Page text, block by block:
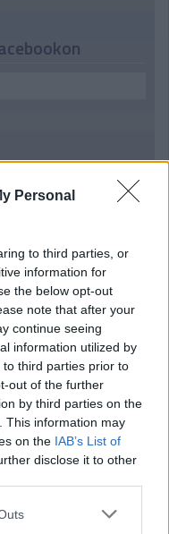
Personal
to third parties, or
information for
the below opt-out
note that after your
continue seeing
information utilized by
third parties prior to
out of the further
by third parties on the
This information may
on the IAB’s List of
disclose it to other
one or more Google